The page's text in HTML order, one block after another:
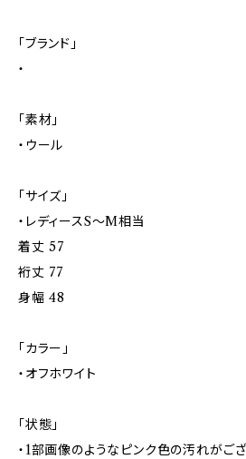
「ブランド」
・
「素材」
・ウール
「サイズ」
・レディースS～M相当
着丈 57
裄丈 77
身幅 48
「カラー」
・オフホワイト
「状態」
・1部画像のようなピンク色の汚れがご